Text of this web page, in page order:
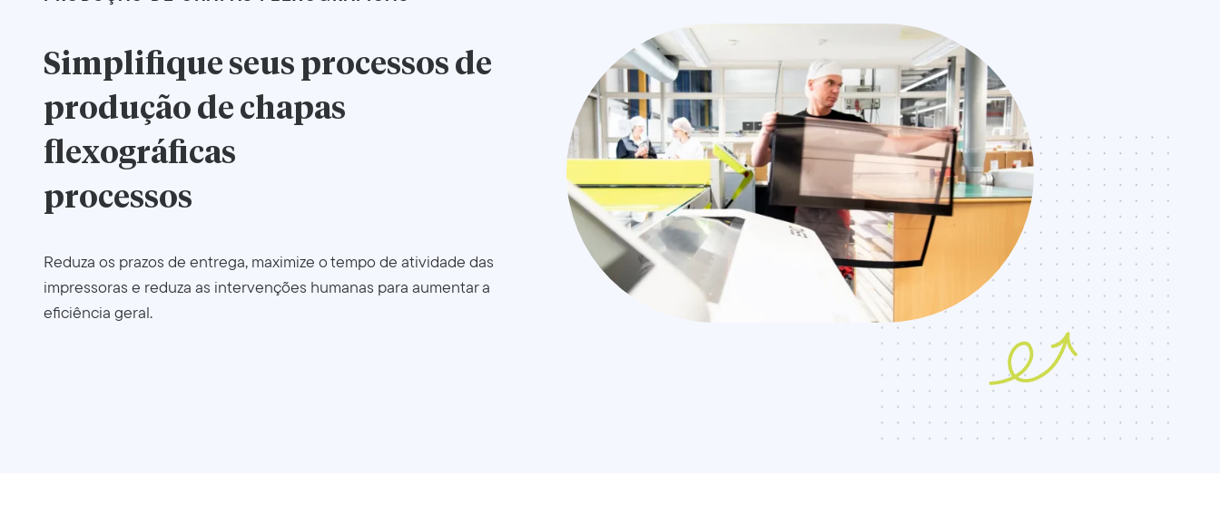
Simplifique seus processos de
produção de chapas
flexográficas
processos
Reduza os prazos de entrega, maximize o tempo de atividade das
impressoras e reduza as intervenções humanas para aumentar a
eficiência geral.